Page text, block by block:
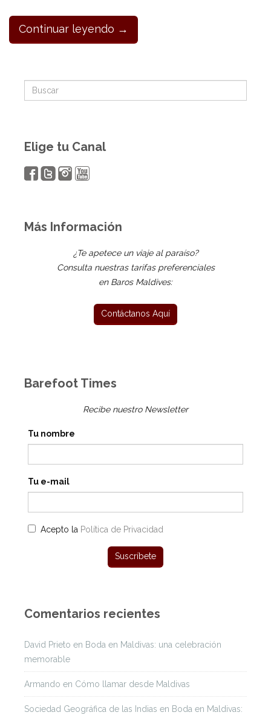
Continuar leyendo →
Elige tu Canal
Más Información
¿Te apetece un viaje al paraíso?
Consulta nuestras tarifas preferenciales
en Baros Maldives:
Barefoot Times
Recibe nuestro Newsletter
Tu nombre
Tu e-mail
Acepto la Política de Privacidad
Comentarios recientes
David Prieto en Boda en Maldivas: una celebración
memorable
Armando en Cómo llamar desde Maldivas
Sociedad Geográfica de las Indias en Boda en Maldivas: